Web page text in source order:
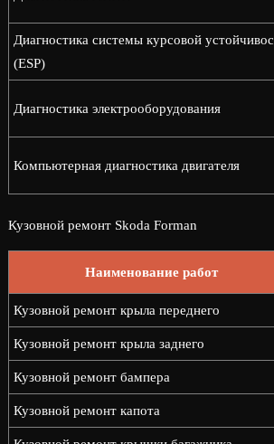
Диагностика системы курсовой
(ESP)
Диагностика электрооборудования
Компьютерная диагностика двигателя
Кузовной ремонт Skoda Forman
Наименование работ
Кузовной ремонт крыла переднего
Кузовной ремонт крыла заднего
Кузовной ремонт бампера
Кузовной ремонт капота